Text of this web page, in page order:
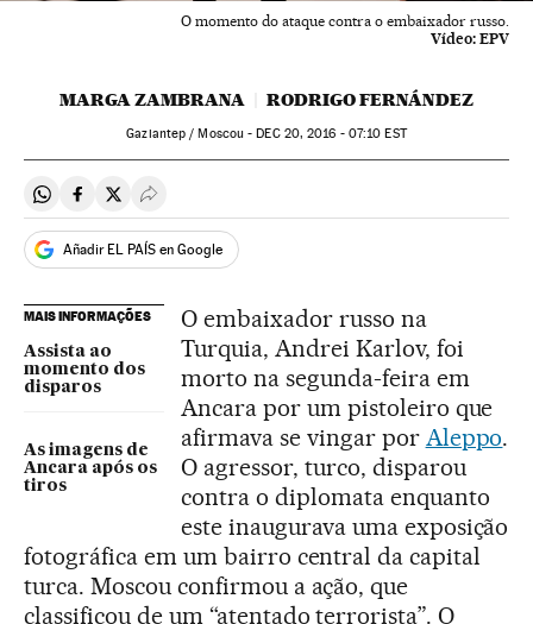
O momento do ataque contra o embaixador russo.
Vídeo: EPV
MARGA ZAMBRANA RODRIGO FERNÁNDEZ
Gaziantep / Moscou -DEC20, 2016 - 07:10 EST
Compartir en Whatsapp
Compartir en Facebook
Compartir en Twitter
Desplegar Redes Sociales
Añadir EL PAÍS en Google
MAIS INFORMAÇÕES
Assista ao
momento dos
disparos
As imagens de
Ancara após os
tiros
O embaixador russo na
Turquia, Andrei Karlov, foi
morto na segunda-feira em
Ancara por um pistoleiro que
afirmava se vingar por Aleppo.
O agressor, turco, disparou
contra o diplomata enquanto
este inaugurava uma exposição
fotográfica em um bairro central da capital
turca. Moscou confirmou a ação, que
classificou de um “atentado terrorista”. O